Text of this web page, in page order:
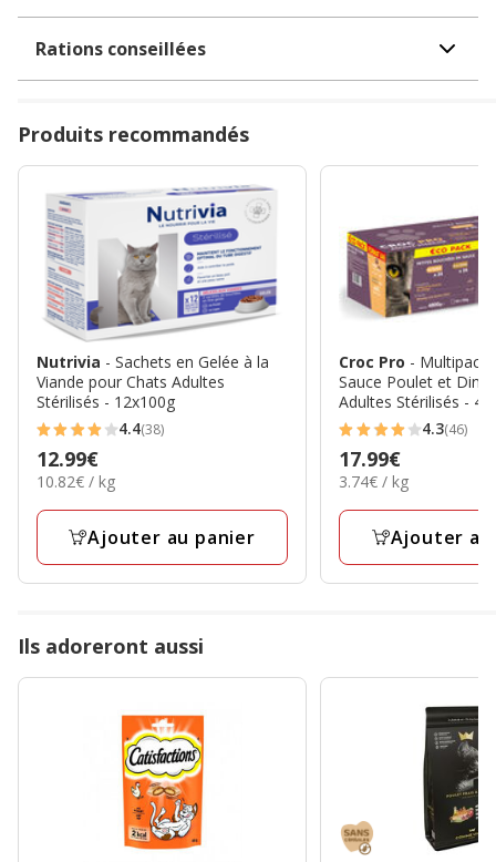
Rations conseillées
Produits recommandés
Nutrivia - Sachets en Gelée à la
Viande pour Chats Adultes
Stérilisés - 12x100g
4.4
étoiles
avec
38
4.4(38)
Prix
12.99€
12.99€
10.82€
Kg
10.82€ / kg
Ajouter au panier
Croc Pro - Multipack
Sauce Poulet et
Adultes Stérilisés -
4.3
étoiles
avec
46
4.3(46)
Prix
17.99€
17.99€
3.74€
Kg
3.74€ / kg
Ajouter
Ils adoreront aussi